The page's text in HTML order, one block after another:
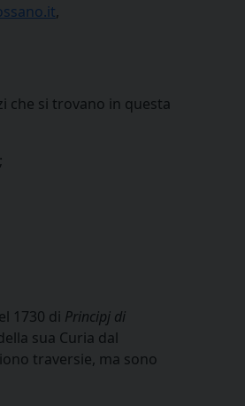
,
che si trovano in questa
1730 di Principj di
sua Curia dal
traversie, ma sono